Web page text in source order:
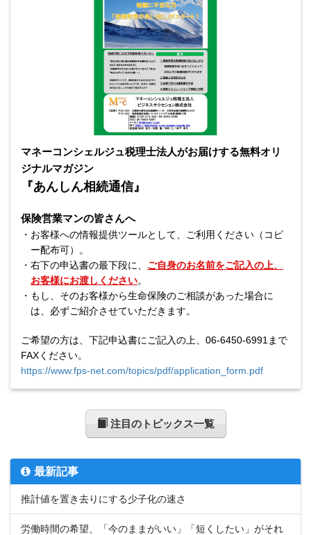
マネーコンシェルジュ税理士法人がお届けする無料オリ
ジナルマガジン
『あんしん相続通信』
保険営業マンの皆さんへ
・ お客様への情報提供ツールとして、ご利用ください（コピ
ー配布可）。
・ 右下の申込書の最下段に、 ご自身のお名前をご記入の上、
お客様にお渡しください。
・ もし、そのお客様から生命保険のご相談があった場合に
は、 必ずご紹介させていただきます。
ご希望の方は、下記申込書にご記入の上、06-6450-6991まで
FAXください。
https://www.fps-net.com/topics/pdf/application_form.pdf
注目のトピックス一覧
最新記事
推計値を置き去りにする少子化の速さ
労働時間の希望、「今のままがいい」「短くしたい」がそれ